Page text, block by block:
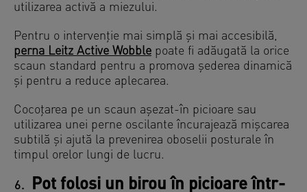
utilizarea activă a miezului.
Pentru o intervenție mai simplă și mai accesibilă,
perna Leitz Active Wobble poate fi adăugată la orice
scaun standard pentru a promova șederea dinamică
și pentru a reduce aplecarea.
Cocoțarea pe un scaun așezat-în picioare sau
utilizarea unei perne oscilante încurajează mișcarea
subtilă și ajută la prevenirea oboselii posturale în
timpul orelor lungi de lucru.
Pot folosi un birou în picioare într-